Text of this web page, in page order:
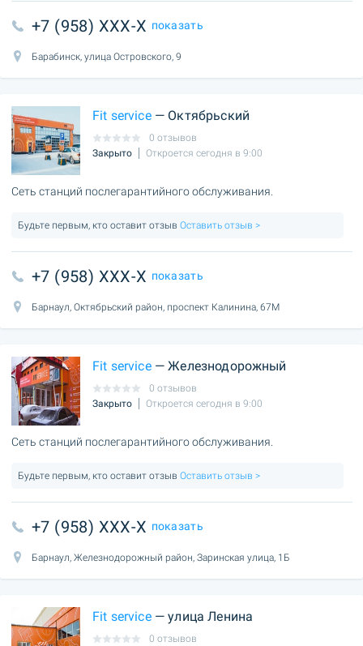
+7 (958) XXX-X показать
Барабинск, улица Островского, 9
Fit service— Октябрьский
0 отзывов
Закрыто
Откроется сегодня в 9:00
Сеть станций послегарантийного обслуживания.
Будьте первым, кто оставит отзыв Оставить отзыв >
+7 (958) XXX-X показать
Барнаул, Октябрьский район, проспект Калинина, 67М
Fit service— Железнодорожный
0 отзывов
Закрыто
Откроется сегодня в 9:00
Сеть станций послегарантийного обслуживания.
Будьте первым, кто оставит отзыв Оставить отзыв >
+7 (958) XXX-X показать
Барнаул, Железнодорожный район, Заринская улица, 1Б
Fit service— улица Ленина
0 отзывов